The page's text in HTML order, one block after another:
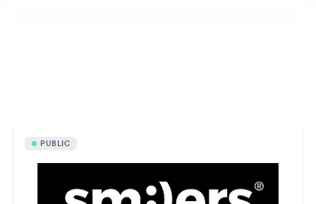
PUBLIC